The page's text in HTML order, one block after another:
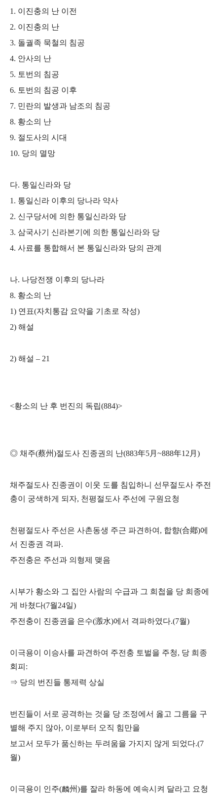
1. 이진충의 난 이전
2. 이진충의 난
3. 돌궐족 묵철의 침공
4. 안사의 난
5. 토번의 침공
6. 토번의 침공 이후
7. 민란의 발생과 남조의 침공
8. 황소의 난
9. 절도사의 시대
10. 당의 멸망
다. 통일신라와 당
1. 통일신라 이후의 당나라 약사
2. 신구당서에 의한 통일신라와 당
3. 삼국사기 신라본기에 의한 통일신라와 당
4. 사료를 통합해서 본 통일신라와 당의 관계
나. 나당전쟁 이후의 당나라
8. 황소의 난
1) 연표(자치통감 요약을 기초로 작성)
2) 해설
2) 해설 – 21
<황소의 난 후 번진의 독립(884)>
◎ 채주(蔡州)절도사 진종권의 난(883年5月 ~888年12 月 )
채주절도사 진종권이 이웃 도를 침입하니 선무절도사 주전
충이 궁색하게 되자, 천평절도사 주선에 구원요청
천평절도사 주선은 사촌동생 주근 파견하여 , 합향(合鄕)에
서 진종권 격파.
주전충은 주선과 의형제 맺음
시부가 황소와 그 집안 사람의 수급과 그 희첩을 당 희종에
게 바쳤다(7월24일)
주전충이 진종권을 은수(溵水)에서 격파하였다.(7월)
이극용이 이승사를 파견하여 주전충 토벌을 주청, 당 희종
회피 :
⇒ 당의 번진들 통제력 상실
번진들이 서로 공격하는 것을 당 조정에서 옳고 그름을 구
별해 주지 않아, 이로부터 오직 힘만을
보고서 모두가 품신하는 두려움을 가지지 않게 되었다.(7
월)
이극용이 인주(麟州)를 잘라 하동에 예속시켜 달라고 요청